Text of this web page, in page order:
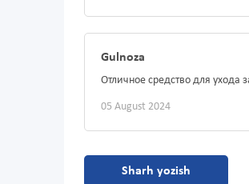
Gulnoza
Отличное средство для ухода
05 August 2024
Sharh yozish